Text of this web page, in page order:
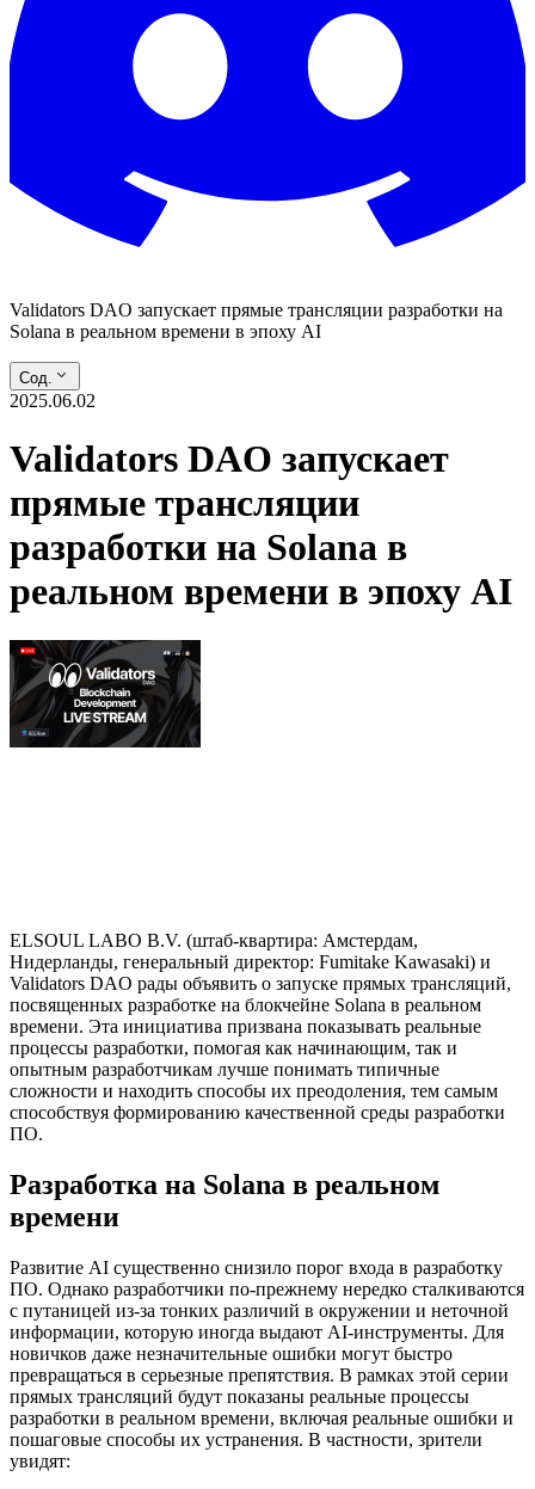
Validators DAO запускает прямые трансляции разработки на
Solana в реальном времени в эпоху AI
Сод.
2025.06.02
Validators DAO запускает
прямые трансляции
разработки на Solana в
реальном времени в эпоху AI
ELSOUL LABO B.V. (штаб-квартира: Амстердам,
Нидерланды, генеральный директор: Fumitake Kawasaki) и
Validators DAO рады объявить о запуске прямых трансляций,
посвященных разработке на блокчейне Solana в реальном
времени. Эта инициатива призвана показывать реальные
процессы разработки, помогая как начинающим, так и
опытным разработчикам лучше понимать типичные
сложности и находить способы их преодоления, тем самым
способствуя формированию качественной среды разработки
ПО.
Разработка на Solana в реальном
времени
Развитие AI существенно снизило порог входа в разработку
ПО. Однако разработчики по-прежнему нередко сталкиваются
с путаницей из-за тонких различий в окружении и неточной
информации, которую иногда выдают AI-инструменты. Для
новичков даже незначительные ошибки могут быстро
превращаться в серьезные препятствия. В рамках этой серии
прямых трансляций будут показаны реальные процессы
разработки в реальном времени, включая реальные ошибки и
пошаговые способы их устранения. В частности, зрители
увидят: